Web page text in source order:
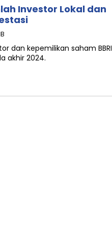
Investor Lokal dan
dan kepemilikan saham BBRI
akhir 2024.